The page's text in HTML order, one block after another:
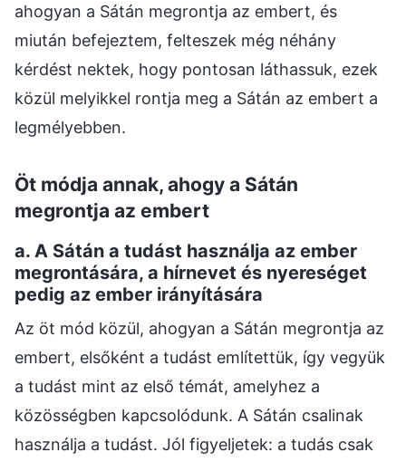
ahogyan a Sátán megrontja az embert, és
miután befejeztem, felteszek még néhány
kérdést nektek, hogy pontosan láthassuk, ezek
közül melyikkel rontja meg a Sátán az embert a
legmélyebben.
Öt módja annak, ahogy a Sátán
megrontja az embert
a. A Sátán a tudást használja az ember
megrontására, a hírnevet és nyereséget
pedig az ember irányítására
Az öt mód közül, ahogyan a Sátán megrontja az
embert, elsőként a tudást említettük, így vegyük
a tudást mint az első témát, amelyhez a
közösségben kapcsolódunk. A Sátán csalinak
használja a tudást. Jól figyeljetek: a tudás csak